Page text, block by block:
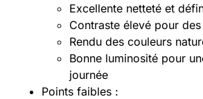
Excellente netteté et
Contraste élevé pour
Rendu des couleurs
Bonne luminosité pour
journée
Points faibles :